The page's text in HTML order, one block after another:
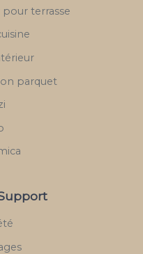
terrasse
parquet